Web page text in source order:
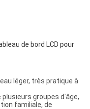
de bord LCD pour
léger, très pratique à
plusieurs groupes d'âge,
familiale, de